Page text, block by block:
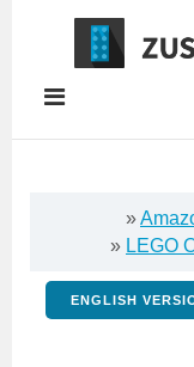
Springe
Inhalt
»
» LEGO
ENGLISH